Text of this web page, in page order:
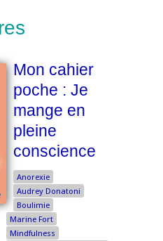
Mon cahier
poche : Je
mange en
pleine
conscience
Anorexie
Audrey Donatoni
Boulimie
Marine Fort
Mindfulness